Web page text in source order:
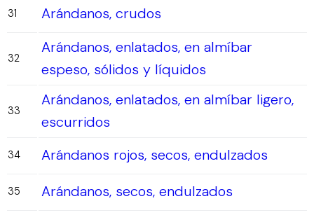
31 Arándanos, crudos
32
Arándanos, enlatados, en almíbar
espeso, sólidos y líquidos
33
Arándanos, enlatados, en almíbar ligero,
escurridos
34 Arándanos rojos, secos, endulzados
35 Arándanos, secos, endulzados